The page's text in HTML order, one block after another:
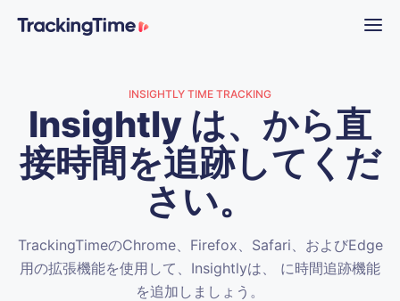
INSIGHTLY TIME TRACKING
Insightly は、から直
接時間を追跡してくだ
さい。
TrackingTimeのChrome、Firefox、Safari、およびEdge
用の拡張機能を使用して、Insightlyは、 に時間追跡機能
を追加しましょう。